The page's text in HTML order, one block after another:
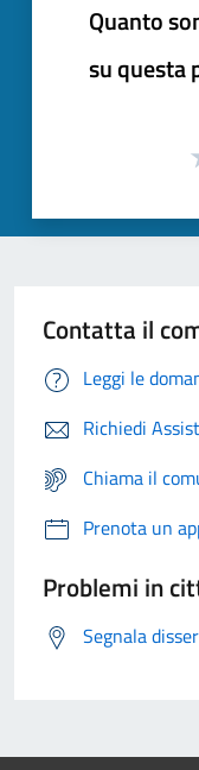
Quanto
su questa
Contatta il
Leggi le
Richiedi
Chiama il
Prenota un
Problemi in
Segnala